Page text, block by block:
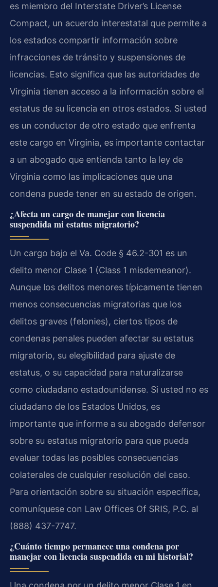
es miembro del Interstate Driver’s License
Compact, un acuerdo interestatal que permite a
los estados compartir información sobre
infracciones de tránsito y suspensiones de
licencias. Esto significa que las autoridades de
Virginia tienen acceso a la información sobre el
estatus de su licencia en otros estados. Si usted
es un conductor de otro estado que enfrenta
este cargo en Virginia, es importante contactar
a un abogado que entienda tanto la ley de
Virginia como las implicaciones que una
condena puede tener en su estado de origen.
¿Afecta un cargo de manejar con licencia
suspendida mi estatus migratorio?
Un cargo bajo el Va. Code § 46.2-301 es un
delito menor Clase 1 (Class 1 misdemeanor).
Aunque los delitos menores típicamente tienen
menos consecuencias migratorias que los
delitos graves (felonies), ciertos tipos de
condenas penales pueden afectar su estatus
migratorio, su elegibilidad para ajuste de
estatus, o su capacidad para naturalizarse
como ciudadano estadounidense. Si usted no es
ciudadano de los Estados Unidos, es
importante que informe a su abogado defensor
sobre su estatus migratorio para que pueda
evaluar todas las posibles consecuencias
colaterales de cualquier resolución del caso.
Para orientación sobre su situación específica,
comuníquese con Law Offices Of SRIS, P.C. al
(888) 437-7747.
¿Cuánto tiempo permanece una condena por
manejar con licencia suspendida en mi historial?